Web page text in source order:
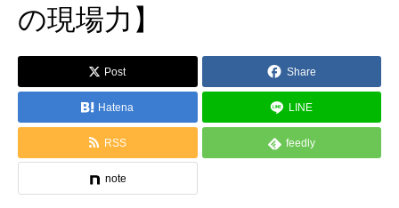
の現場力】
Post Share
Hatena LINE
RSS feedly
note